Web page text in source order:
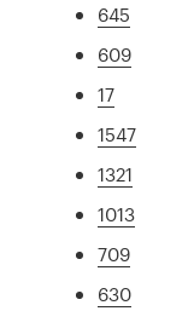
645
609
17
1547
1321
1013
709
630